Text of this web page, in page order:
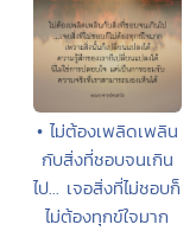
• ไม่ต้องเพลิดเพลิน
กับสิ่งที่ชอบจนเกิน
ไป... เจอสิ่งที่ไม่ชอบก็
ไม่ต้องทุกข์ใจมาก